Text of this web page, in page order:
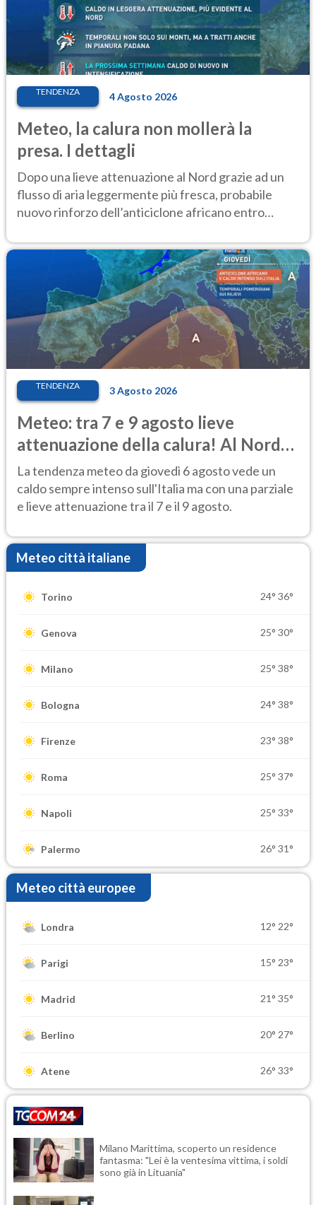
TENDENZA 4 Agosto 2026
Meteo, la calura non mollerà la
presa. I dettagli
Dopo una lieve attenuazione al Nord grazie ad un
flusso di aria leggermente più fresca, probabile
nuovo rinforzo dell’anticiclone africano entro
TENDENZA 3 Agosto 2026
Meteo: tra 7 e 9 agosto lieve
attenuazione della calura! Al Nord
rischio temporali
La tendenza meteo da giovedì 6 agosto vede un
caldo sempre intenso sull'Italia ma con una parziale
e lieve attenuazione tra il 7 e il 9 agosto.
Meteo città italiane
Torino 24° 36°
Genova 25° 30°
Milano 25° 38°
Bologna 24° 38°
Firenze 23° 38°
Roma 25° 37°
Napoli 25° 33°
Palermo 26° 31°
Meteo città europee
Londra 12° 22°
Parigi 15° 23°
Madrid 21° 35°
Berlino 20° 27°
Atene 26° 33°
Milano Marittima, scoperto un residence
fantasma: "Lei è la ventesima vittima, i soldi
sono già in Lituania"